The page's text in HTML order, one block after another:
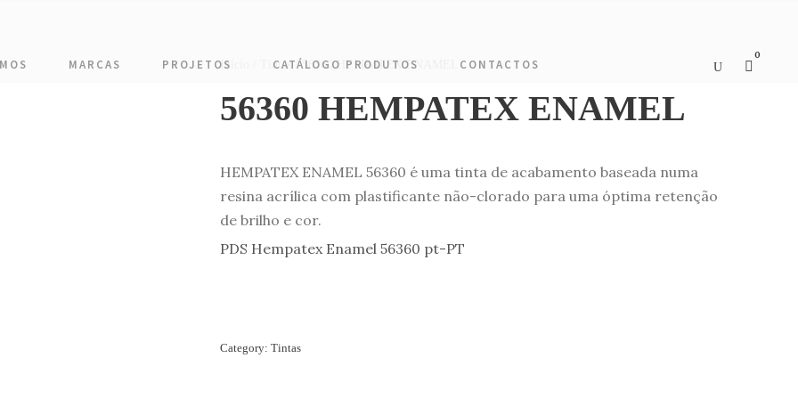
MARCAS PROJETOS CATÁLOGO PRODUTOS CONTACTOS
0
Início Tintas/ 56360 HEMPATEX ENAMEL
56360 HEMPATEX ENAMEL
HEMPATEX ENAMEL 56360 é uma tinta de acabamento baseada numa
resina acrílica com plastificante não-clorado para uma óptima retenção
de brilho e cor.
PDS Hempatex Enamel 56360 pt-PT
Category:Tintas